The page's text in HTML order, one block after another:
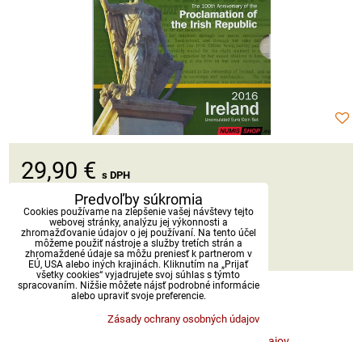
29,90 € s DPH
Dostupnosť:Skladom
ks DO KOŠÍKA
Predvoľby súkromia
Cookies používame na zlepšenie vašej návštevy tejto
webovej stránky, analýzu jej výkonnosti a
zhromažďovanie údajov o jej používaní. Na tento účel
môžeme použiť nástroje a služby tretích strán a
zhromaždené údaje sa môžu preniesť k partnerom v
EÚ, USA alebo iných krajinách. Kliknutím na „Prijať
všetky cookies“ vyjadrujete svoj súhlas s týmto
spracovaním. Nižšie môžete nájsť podrobné informácie
alebo upraviť svoje preferencie.
Zásady ochrany osobných údajov